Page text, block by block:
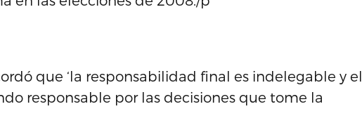
que ‘la responsabilidad final es indelegable y el
responsable por las decisiones que tome la